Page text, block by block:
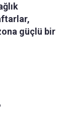
güçlü bir